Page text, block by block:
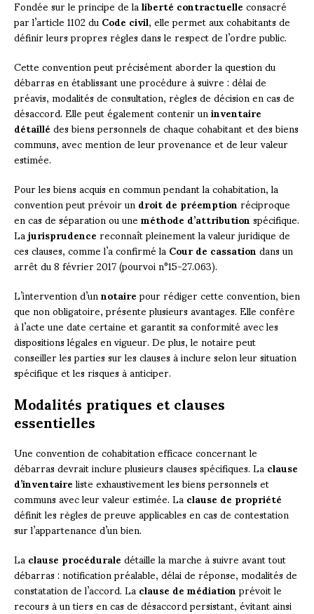
Fondée sur le principe de laliberté contractuelleconsacré
par l’article 1102 duCode civil, elle permet aux cohabitants de
définir leurs propres règles dans le respect de l’ordre public.
Cette convention peut précisément aborder la question du
débarras en établissant une procédure à suivre : délai de
préavis, modalités de consultation, règles de décision en cas de
désaccord. Elle peut également contenir uninventaire
détaillédes biens personnels de chaque cohabitant et des biens
communs, avec mention de leur provenance et de leur valeur
estimée.
Pour les biens acquis en commun pendant la cohabitation, la
convention peut prévoir undroit de préemptionréciproque
en cas de séparation ou uneméthode d’attributionspécifique.
Lajurisprudencereconnaît pleinement la valeur juridique de
ces clauses, comme l’a confirmé laCour de cassationdans un
arrêt du 8 février 2017 (pourvoi n°15-27.063).
L’intervention d’unnotairepour rédiger cette convention, bien
que non obligatoire, présente plusieurs avantages. Elle confère
à l’acte une date certaine et garantit sa conformité avec les
dispositions légales en vigueur. De plus, le notaire peut
conseiller les parties sur les clauses à inclure selon leur situation
spécifique et les risques à anticiper.
Modalités pratiques et clauses
essentielles
Une convention de cohabitation efficace concernant le
débarras devrait inclure plusieurs clauses spécifiques. Laclause
d’inventaireliste exhaustivement les biens personnels et
communs avec leur valeur estimée. Laclause de propriété
définit les règles de preuve applicables en cas de contestation
sur l’appartenance d’un bien.
Laclause procéduraledétaille la marche à suivre avant tout
débarras : notification préalable, délai de réponse, modalités de
constatation de l’accord. Laclause de médiationprévoit le
recours à un tiers en cas de désaccord persistant, évitant ainsi